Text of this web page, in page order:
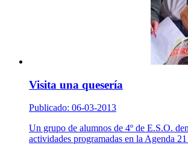
Visita una quesería
Publicado: 06-03-2013
Un grupo de alumnos de 4º de E.S.O.
actividades programadas en la Agenda